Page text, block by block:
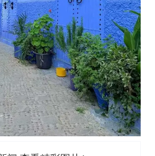
一周大涨超7% 金价为何突然上涨
WTT横滨冠军赛女单四强国乒占三席
谢霆锋演唱会隔空祝王菲生日快乐
构建更高水平的全民健身公共服务体系